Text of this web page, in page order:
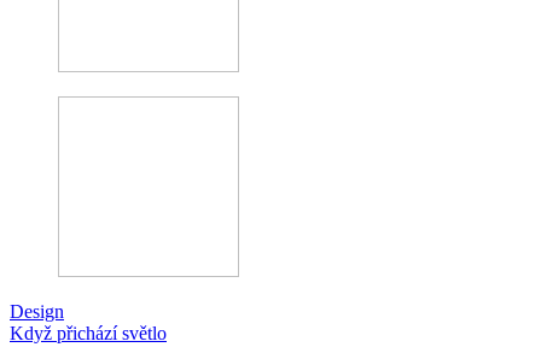
Design
Když přichází světlo